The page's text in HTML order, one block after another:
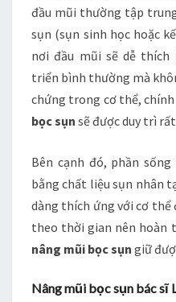
đầu mũi thường tập
sụn (sụn sinh học hoặc
nơi đầu mũi sẽ dễ
triển bình thường mà
chứng trong cơ thể, chính
bọc sụn sẽ được duy trì
Bên cạnh đó, phần
bằng chất liệu sụn nhân
dàng thích ứng với cơ
theo thời gian nên hoàn
nâng mũi bọc sụn giữ
Nâng mũi bọc sụn bác sĩ